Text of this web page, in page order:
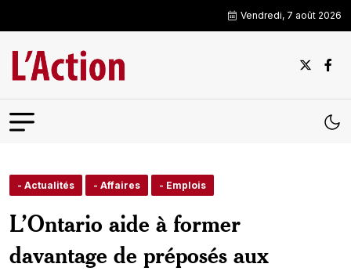
Vendredi, 7 août 2026
- Actualités - Affaires - Emplois
L’Ontario aide à former
davantage de préposés aux